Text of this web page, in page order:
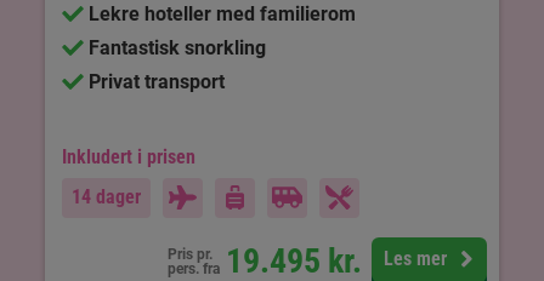
Lekre hoteller med familierom
Fantastisk snorkling
Privat transport
Inkludert i prisen
14 dager
Pris pr.
pers. fra 19.495 kr. Les mer